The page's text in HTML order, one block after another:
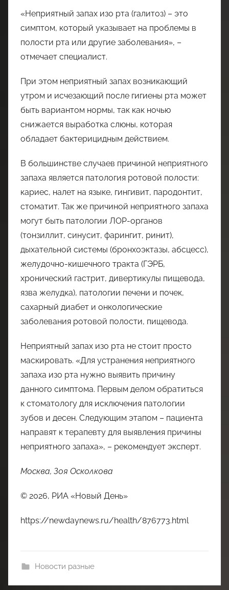
«Неприятный запах изо рта (галитоз) – это
симптом, который указывает на проблемы в
полости рта или другие заболевания», –
отмечает специалист.
При этом неприятный запах возникающий
утром и исчезающий после гигиены рта может
быть вариантом нормы, так как ночью
снижается выработка слюны, которая
обладает бактерицидным действием.
В большинстве случаев причиной неприятного
запаха является патология ротовой полости:
кариес, налет на языке, гингивит, пародонтит,
стоматит. Так же причиной неприятного запаха
могут быть патологии ЛОР-органов
(тонзиллит, синусит, фарингит, ринит),
дыхательной системы (бронхоэктазы, абсцесс),
желудочно-кишечного тракта (ГЭРБ,
хронический гастрит, дивертикулы пищевода,
язва желудка), патологии печени и почек,
сахарный диабет и онкологические
заболевания ротовой полости, пищевода.
Неприятный запах изо рта не стоит просто
маскировать. «Для устранения неприятного
запаха изо рта нужно выявить причину
данного симптома. Первым делом обратиться
к стоматологу для исключения патологии
зубов и десен. Следующим этапом – пациента
направят к терапевту для выявления причины
неприятного запаха», – рекомендует эксперт.
Москва, Зоя Осколкова
© 2026, РИА «Новый День»
https://newdaynews.ru/health/876773.html
Новости разные